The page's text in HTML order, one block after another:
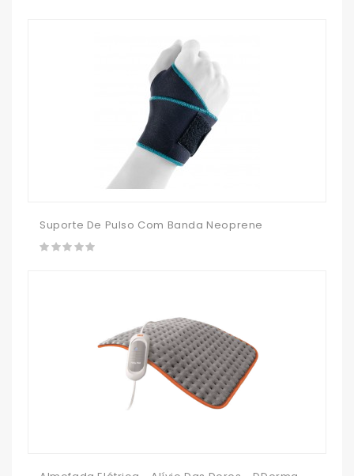
Suporte De Pulso Com Banda Neoprene